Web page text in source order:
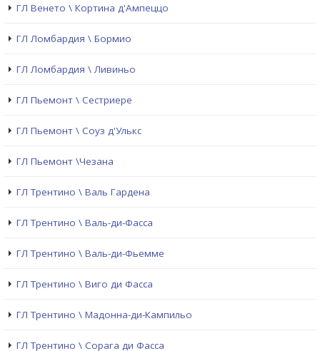
ГЛ Венето \ Кортина д'Ампеццо
ГЛ Ломбардия \ Бормио
ГЛ Ломбардия \ Ливиньо
ГЛ Пьемонт \ Сестриере
ГЛ Пьемонт \ Соуз д'Улькс
ГЛ Пьемонт \Чезана
ГЛ Трентино \ Валь Гардена
ГЛ Трентино \ Валь-ди-Фасса
ГЛ Трентино \ Валь-ди-Фьемме
ГЛ Трентино \ Виго ди Фасса
ГЛ Трентино \ Мадонна-ди-Кампильо
ГЛ Трентино \ Сорага ди Фасса